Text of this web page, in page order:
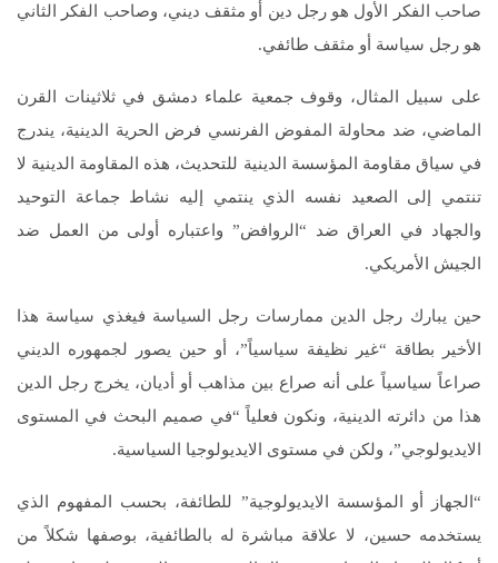
صاحب الفكر الأول هو رجل دين أو مثقف ديني، وصاحب الفكر الثاني
هو رجل سياسة أو مثقف طائفي.
على سبيل المثال، وقوف جمعية علماء دمشق في ثلاثينات القرن
الماضي، ضد محاولة المفوض الفرنسي فرض الحرية الدينية، يندرج
في سياق مقاومة المؤسسة الدينية للتحديث، هذه المقاومة الدينية لا
تنتمي إلى الصعيد نفسه الذي ينتمي إليه نشاط جماعة التوحيد
والجهاد في العراق ضد “الروافض” واعتباره أولى من العمل ضد
الجيش الأمريكي.
حين يبارك رجل الدين ممارسات رجل السياسة فيغذي سياسة هذا
الأخير بطاقة “غير نظيفة سياسياً”، أو حين يصور لجمهوره الديني
صراعاً سياسياً على أنه صراع بين مذاهب أو أديان، يخرج رجل الدين
هذا من دائرته الدينية، ونكون فعلياً “في صميم البحث في المستوى
الايديولوجي”، ولكن في مستوى الايديولوجيا السياسية.
“الجهاز أو المؤسسة الايديولوجية” للطائفة، بحسب المفهوم الذي
يستخدمه حسين، لا علاقة مباشرة له بالطائفية، بوصفها شكلاً من